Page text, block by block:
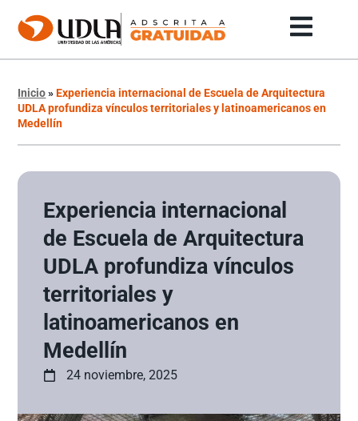
Inicio»Experiencia internacional de Escuela de Arquitectura
UDLA profundiza vínculos territoriales y latinoamericanos en
Medellín
Experiencia internacional
de Escuela de Arquitectura
UDLA profundiza vínculos
territoriales y
latinoamericanos en
Medellín
24 noviembre, 2025